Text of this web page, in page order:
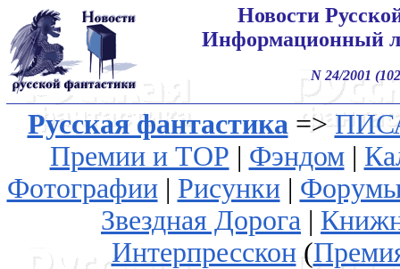
Новости
Информационный
N 24/2001
Русская фантастика=>
Премии и ТОР | Фэндом|
Фотографии| Рисунки|
Звездная Дорога |
Интерпресскон(